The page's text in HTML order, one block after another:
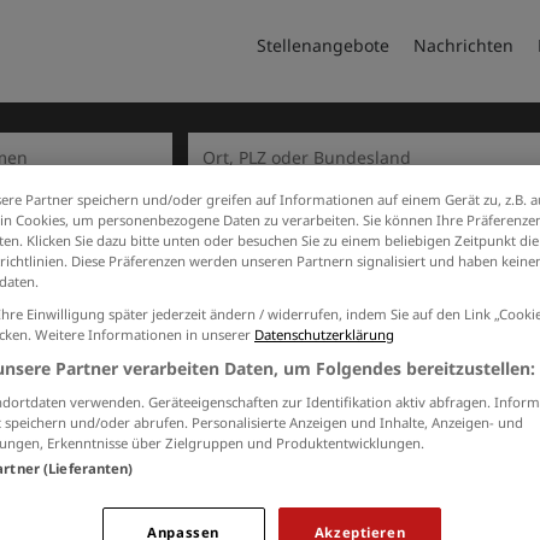
Stellenangebote Nachrichten
Jobs von Kreisverwaltung-
JOBS PER E-MAIL
Kostenlos und passend zu Ihrer Suche
Ich willige in die Verarbeitung meiner Daten
Partner speichern und/oder greifen auf Informationen auf einem Gerät zu, z.B.
Cookies, um personenbezogene Daten zu verarbeiten. Sie können Ihre
Klicken Sie dazu bitte unten oder besuchen Sie zu einem beliebigen Zeitpunkt
Diese Präferenzen werden unseren Partnern signalisiert und haben
Einwilligung später jederzeit ändern / widerrufen, indem Sie auf den Link
Weitere Informationen in unserer Datenschutzerklärung
Partner verarbeiten Daten, um Folgendes bereitzustellen:
verwenden. Geräteeigenschaften zur Identifikation aktiv abfragen.
speichern und/oder abrufen. Personalisierte Anzeigen und Inhalte, Anzeigen- und
Erkenntnisse über Zielgruppen und Produktentwicklungen.
(Lieferanten)
Akzeptieren
Anpassen